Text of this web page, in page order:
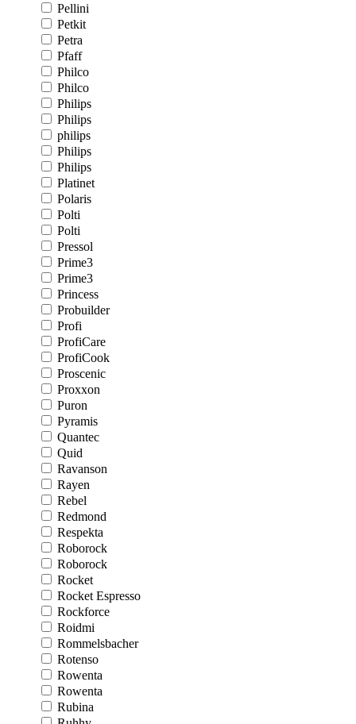
Pellini
Petkit
Petra
Pfaff
Philco
Philco
Philips
Philips
philips
Philips
Philips
Platinet
Polaris
Polti
Polti
Pressol
Prime3
Prime3
Princess
Probuilder
Profi
ProfiCare
ProfiCook
Proscenic
Proxxon
Puron
Pyramis
Quantec
Quid
Ravanson
Rayen
Rebel
Redmond
Respekta
Roborock
Roborock
Rocket
Rocket Espresso
Rockforce
Roidmi
Rommelsbacher
Rotenso
Rowenta
Rowenta
Rubina